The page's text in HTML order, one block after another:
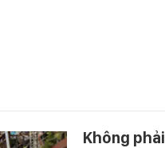
Không